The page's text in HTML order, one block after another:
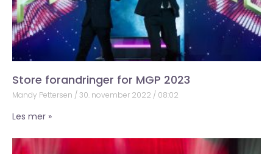
Store forandringer for MGP 2023
Mandy Pettersen 30. november 2022 08:02
Les mer »